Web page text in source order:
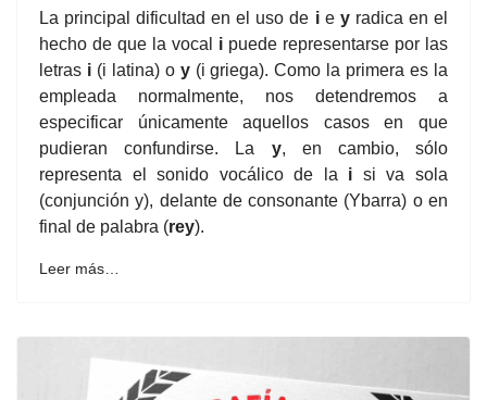
La principal dificultad en el uso de ie yradica en el
hecho de que la vocal i puede representarse por las
letras i(i latina) o y(i griega). Como la primera es la
empleada normalmente, nos detendremos a
especificar únicamente aquellos casos en que
pudieran confundirse. La y, en cambio, sólo
representa el sonido vocálico de la i si va sola
(conjunción y), delante de consonante (Ybarra) o en
final de palabra (rey).
Leer más…